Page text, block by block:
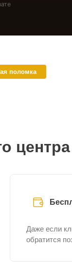
поломка
центра
Даже если
обратится